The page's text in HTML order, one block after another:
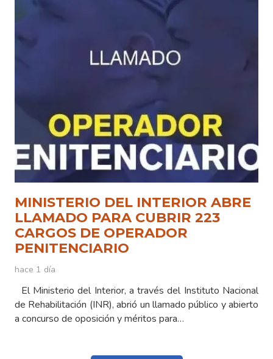
MINISTERIO DEL INTERIOR ABRE
LLAMADO PARA CUBRIR 223
CARGOS DE OPERADOR
PENITENCIARIO
hace 1 día
El Ministerio del Interior, a través del Instituto Nacional
de Rehabilitación (INR), abrió un llamado público y abierto
a concurso de oposición y méritos para…